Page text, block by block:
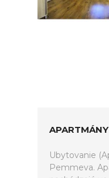
Ubytovanie
Pemmeva.